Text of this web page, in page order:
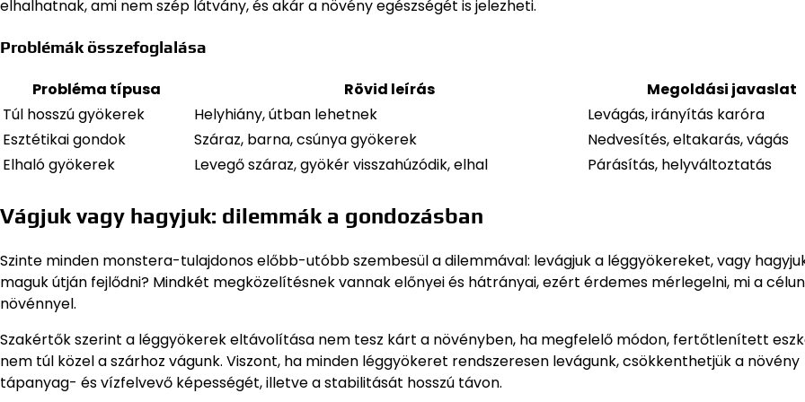
elhalhatnak, ami nem szép látvány, és akár a növény egészségét is jelezheti.
Problémák összefoglalása
Probléma típusa Rövid leírás
Megoldási javaslat
Túl hosszú gyökerek
Helyhiány, útban lehetnek
Levágás, irányítás karóra
Esztétikai gondok
Száraz, barna, csúnya gyökerek
Nedvesítés, eltakarás, vágás
Elhaló gyökerek
Levegő száraz, gyökér visszahúzódik, elhal Párásítás, helyváltoztatás
Vágjuk vagy hagyjuk: dilemmák a gondozásban
Szinte minden monstera-tulajdonos előbb-utóbb szembesül a dilemmával: levágjuk a léggyökereket, vagy
maguk útján fejlődni? Mindkét megközelítésnek vannak előnyei és hátrányai, ezért érdemes mérlegelni, mi a
növénnyel.
Szakértők szerint a léggyökerek eltávolítása nem tesz kárt a növényben, ha megfelelő módon, fertőtlenített
nem túl közel a szárhoz vágunk. Viszont, ha minden léggyökeret rendszeresen levágunk, csökkenthetjük a növény
tápanyag- és vízfelvevő képességét, illetve a stabilitását hosszú távon.